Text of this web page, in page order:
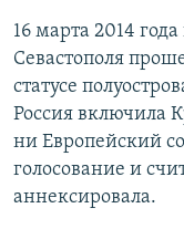
16 марта 2014
Севастополя
статусе
Россия включила
ни Европейский
голосование и
аннексировала.